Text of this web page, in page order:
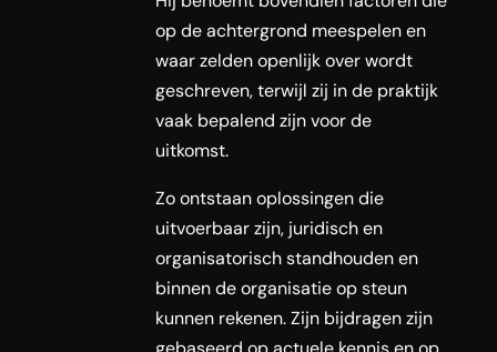
op de achtergrond meespelen en
waar zelden openlijk over wordt
geschreven, terwijl zij in de praktijk
vaak bepalend zijn voor de
uitkomst.
Zo ontstaan oplossingen die
uitvoerbaar zijn, juridisch en
organisatorisch standhouden en
binnen de organisatie op steun
kunnen rekenen. Zijn bijdragen zijn